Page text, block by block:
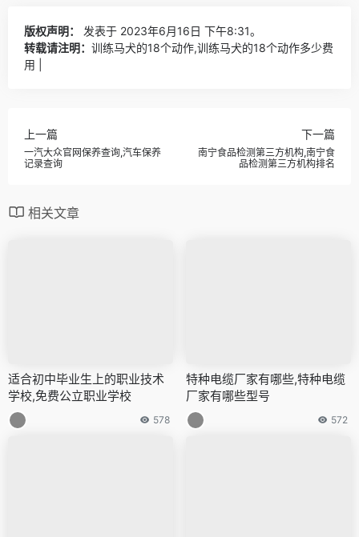
版权声明：
发表于 2023年6月16日 下午8:31。
转载请注明： 训练马犬的18个动作,训练马犬的18个动作多少费
用 |
上一篇
一汽大众官网保养查询,汽车保养
记录查询
下一篇
南宁食品检测第三方机构,南宁食
品检测第三方机构排名
相关文章
适合初中毕业生上的职业技术
学校,免费公立职业学校
578
特种电缆厂家有哪些,特种电缆
厂家有哪些型号
572